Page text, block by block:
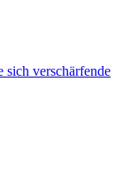
sich verschärfende